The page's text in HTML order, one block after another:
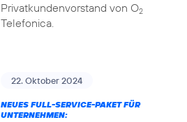
Privatkundenvorstand von O2
Telefonica.
22. Oktober 2024
NEUES FULL-SERVICE-PAKET FÜR
UNTERNEHMEN: